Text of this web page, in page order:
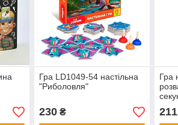
Гра LD1049-54 настільна
"Риболовля"
230₴
Гра
211